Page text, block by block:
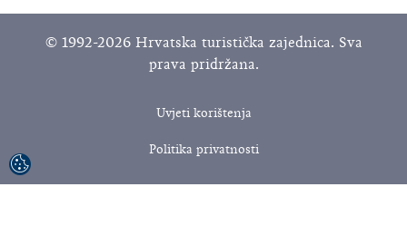
© 1992-2026 Hrvatska turistička zajednica. Sva
prava pridržana.
Uvjeti korištenja
Politika privatnosti